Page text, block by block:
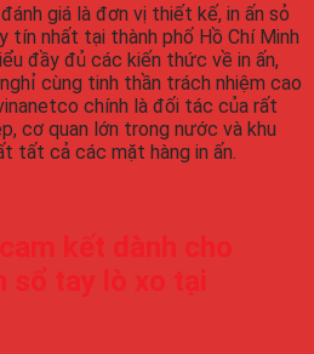
giá là đơn vị thiết kế, in ấn sỏ
tín nhất tại thành phố Hồ Chí Minh
đầy đủ các kiến thức về in ấn,
cùng tinh thần trách nhiệm cao
chính là đối tác của rất
cơ quan lớn trong nước và khu
tất cả các mặt hàng in ấn.
kết dành cho
sổ tay lò xo tại